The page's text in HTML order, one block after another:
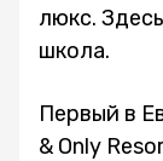
люкс.
школа.
Первый в
& Only